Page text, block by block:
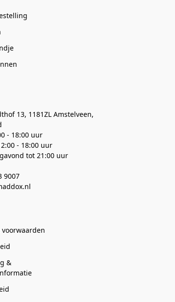
13, 1181ZL Amstelveen,
- 18:00 uur
- 18:00 uur
tot 21:00 uur
9007
&